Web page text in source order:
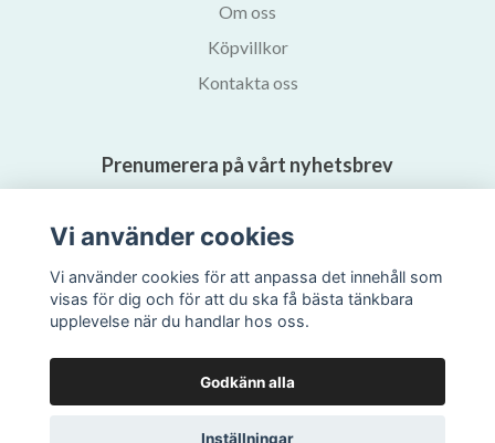
Om oss
Köpvillkor
Kontakta oss
Prenumerera på vårt nyhetsbrev
Vi använder cookies
Vi använder cookies för att anpassa det innehåll som
visas för dig och för att du ska få bästa tänkbara
upplevelse när du handlar hos oss.
Godkänn alla
Inställningar